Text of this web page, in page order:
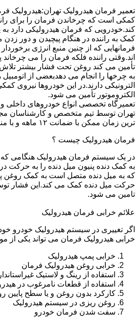
تعمیر فرمان هیدرولیک تهران:هیدرولیک
کمکی است که چرخاندن فرمان را برای
کند.خودرویی که فرمان هیدرولیکی دارد به
کمک به راننده در هنگام پیچیدن و دور
فرمانهایی که از چنین منبع انرژی
اند.وقتی راننده فلکه فرمان را می
تأمین می کند روغن تحت فشار بیشتر
به چرخها را انجام می دهدبعضی از
الترونیکی دارند.در این خودروها نیروی
الکتروموتور تأمین می شود.
تعمیرگاه تخصصی انواع خودروهای داخلی
تهران توسط تیم متخصص و کارشناسان
ترین زمان ممکن با ضمانت ۱۲ ماهه و با مناسب ترین قیمت
فرمان هیدرولیک چیست ؟
در یک سیستم فرمان هیدرولیک هنگامی
به کمک دنده پنیون میل دنده را به حرکت
که به میل دنده متصل است به کمک روغن
حرکت میل دنده کمک می کند.این فشار
تامین می شود.
علائم خرابی فرمان هیدرولیک
اگر تغییری در سیستم هیدرولیک خودرو
خرابی هیدرولیک فرمان می تواند یکی از
خرابی پمپ هیدرولیک
خرابی روغن هیدرولیک فرمان
استفاده از رینگ و لاستیک
استفاده از قطعات نامرغوب در
کارکرد بدون روغن و یا سطح پایین
روغن ریزی در سیستم هیدرولیک
سفت شدن فرمان خودرو